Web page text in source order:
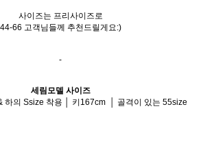
사이즈는 프리사이즈로
44-66 고객님들께 추천드릴게요:)
-
세림모델 사이즈
하의 Ssize 착용 │ 키167cm │ 골격이 있는 55size